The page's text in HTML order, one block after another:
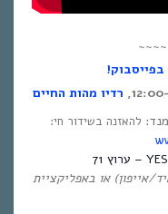
רדיו מהות החיים
להאזנה בשידור חי: